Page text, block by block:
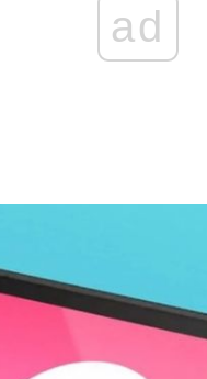
ad